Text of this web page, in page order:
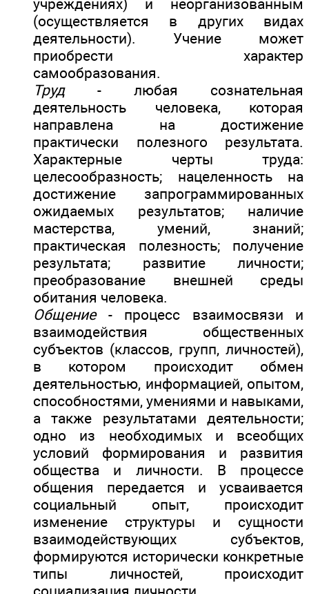
учреждениях) и неорганизованным
(осуществляется в других видах
деятельности). Учение может
приобрести характер
самообразования.
Труд- любая сознательная
деятельность человека, которая
направлена на достижение
практически полезного результата.
Характерные черты труда:
целесообразность; нацеленность на
достижение запрограммированных
ожидаемых результатов; наличие
мастерства, умений, знаний;
практическая полезность; получение
результата; развитие личности;
преобразование внешней среды
обитания человека.
Общение- процесс взаимосвязи и
взаимодействия общественных
субъектов (классов, групп, личностей),
в котором происходит обмен
деятельностью, информацией, опытом,
способностями, умениями и навыками,
а также результатами деятельности;
одно из необходимых и всеобщих
условий формирования и развития
общества и личности. В процессе
общения передается и усваивается
социальный опыт, происходит
изменение структуры и сущности
взаимодействующих субъектов,
формируются исторически конкретные
типы личностей, происходит